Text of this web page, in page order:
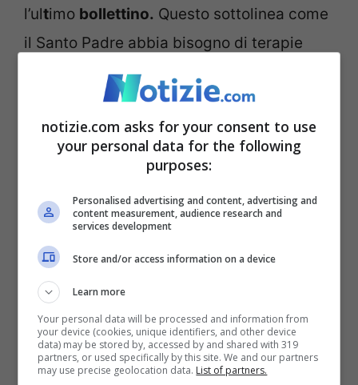
l’ultimo bollettino. Questo sottolinea come
il Santo Padre abbia bisogno di terapie
ospedaliere, fisioterapiche sia per il fisico
che per i polmoni. Nonostante questo c’è
cauto ottimismo con Bergoglio che ha
continuato a lavorare e ha concelebrato la
notizie.com asks for your consent to use
your personal data for the following
purposes:
Personalised advertising and content, advertising and
content measurement, audience research and
services development
Store and/or access information on a device
Learn more
Your personal data will be processed and information from
your device (cookies, unique identifiers, and other device
data) may be stored by, accessed by and shared with 319
partners, or used specifically by this site. We and our partners
may use precise geolocation data. List of partners.